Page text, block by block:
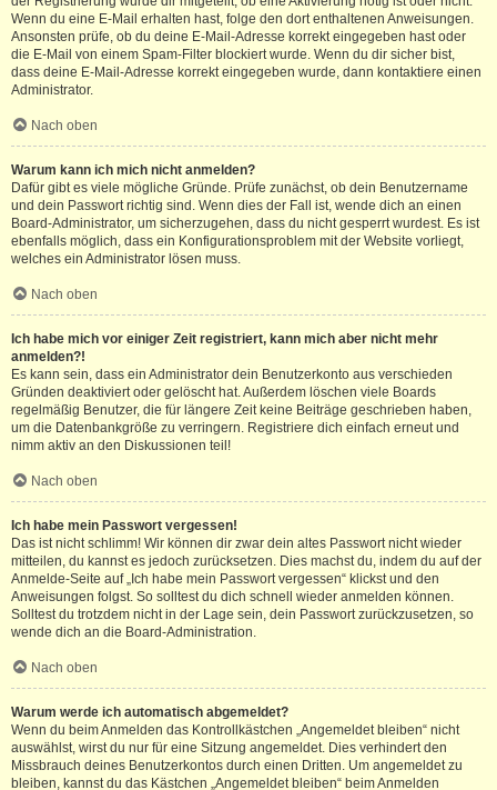
Wenn du eine E-Mail erhalten hast, folge den dort enthaltenen Anweisungen.
Ansonsten prüfe, ob du deine E-Mail-Adresse korrekt eingegeben hast oder
die E-Mail von einem Spam-Filter blockiert wurde. Wenn du dir sicher bist,
dass deine E-Mail-Adresse korrekt eingegeben wurde, dann kontaktiere einen
Administrator.
Nach oben
Warum kann ich mich nicht anmelden?
Dafür gibt es viele mögliche Gründe. Prüfe zunächst, ob dein Benutzername
und dein Passwort richtig sind. Wenn dies der Fall ist, wende dich an einen
Board-Administrator, um sicherzugehen, dass du nicht gesperrt wurdest. Es ist
ebenfalls möglich, dass ein Konfigurationsproblem mit der Website vorliegt,
welches ein Administrator lösen muss.
Nach oben
Ich habe mich vor einiger Zeit registriert, kann mich aber nicht mehr
anmelden?!
Es kann sein, dass ein Administrator dein Benutzerkonto aus verschieden
Gründen deaktiviert oder gelöscht hat. Außerdem löschen viele Boards
regelmäßig Benutzer, die für längere Zeit keine Beiträge geschrieben haben,
um die Datenbankgröße zu verringern. Registriere dich einfach erneut und
nimm aktiv an den Diskussionen teil!
Nach oben
Ich habe mein Passwort vergessen!
Das ist nicht schlimm! Wir können dir zwar dein altes Passwort nicht wieder
mitteilen, du kannst es jedoch zurücksetzen. Dies machst du, indem du auf der
Anmelde-Seite auf „Ich habe mein Passwort vergessen“ klickst und den
Anweisungen folgst. So solltest du dich schnell wieder anmelden können.
Solltest du trotzdem nicht in der Lage sein, dein Passwort zurückzusetzen, so
wende dich an die Board-Administration.
Nach oben
Warum werde ich automatisch abgemeldet?
Wenn du beim Anmelden das Kontrollkästchen „Angemeldet bleiben“ nicht
auswählst, wirst du nur für eine Sitzung angemeldet. Dies verhindert den
Missbrauch deines Benutzerkontos durch einen Dritten. Um angemeldet zu
bleiben, kannst du das Kästchen „Angemeldet bleiben“ beim Anmelden